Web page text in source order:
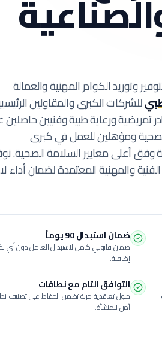
وتوريد الكوادر المهنية والعمالة
للشركات الكبرى والمقاولين
تمريضية ورعاية طبية وفنيين
ومؤهلين للعمل في كبرى
وفق أعلى معايير السلامة الصحية.
والمهنية المعتمدة لضمان أداء لا
ضمان استبدال 90 يوماً
ضمان قانوني كامل لاستبدال العامل دون أي
إضافية.
التوافق التام مع نطاقات
حلول تعاقدية مرنة تضمن الحفاظ على تصنيف
آمن للمنشأة.